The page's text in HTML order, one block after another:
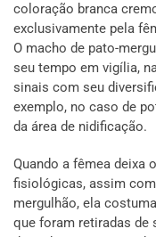
coloração branca
exclusivamente pela
O macho de pato-
seu tempo em vigília,
sinais com seu
exemplo, no caso de
da área de nidificação.
Quando a fêmea deixa
fisiológicas, assim
mergulhão, ela
que foram retiradas de